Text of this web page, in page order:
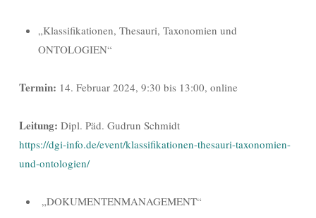
„Klassifikationen, Thesauri, Taxonomien und
ONTOLOGIEN“
Termin: 14. Februar 2024, 9:30 bis 13:00, online
Leitung: Dipl. Päd. Gudrun Schmidt
https://dgi-info.de/event/klassifikationen-thesauri-taxonomien-
und-ontologien/
„DOKUMENTENMANAGEMENT“